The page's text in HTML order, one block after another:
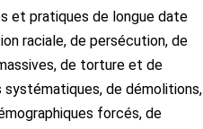
et pratiques de longue date
raciale, de persécution, de
de torture et de
systématiques, de démolitions,
forcés, de